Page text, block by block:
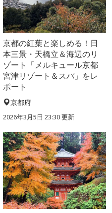
京都の紅葉と楽しめる！日
本三景・天橋立＆海辺のリ
ゾート「メルキュール京都
宮津リゾート＆スパ」をレ
ポート
京都府
2026年3月5日 23:30 更新